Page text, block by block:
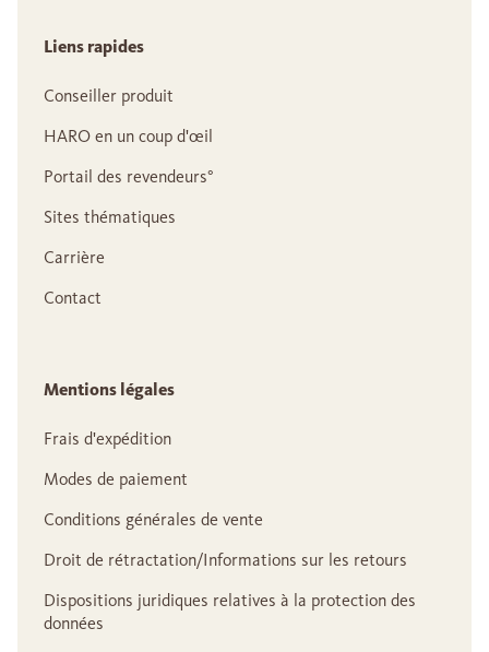
Liens rapides
Conseiller produit
HARO en un coup d'œil
Portail des revendeurs°
Sites thématiques
Carrière
Contact
Mentions légales
Frais d'expédition
Modes de paiement
Conditions générales de vente
Droit de rétractation/Informations sur les retours
Dispositions juridiques relatives à la protection des
données